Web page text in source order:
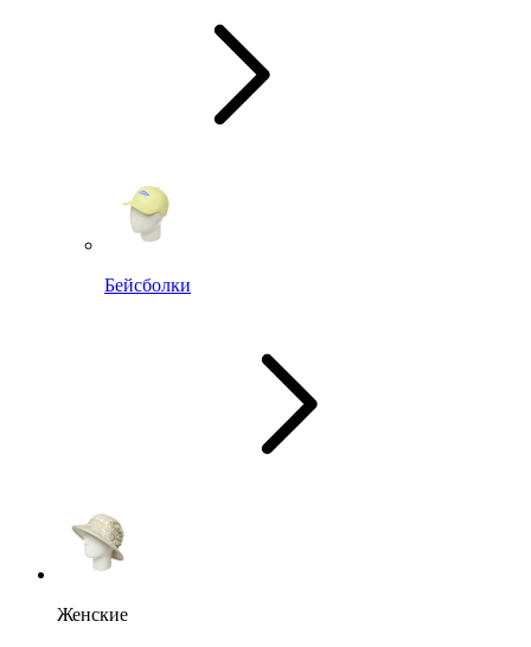
Бейсболки
Женские